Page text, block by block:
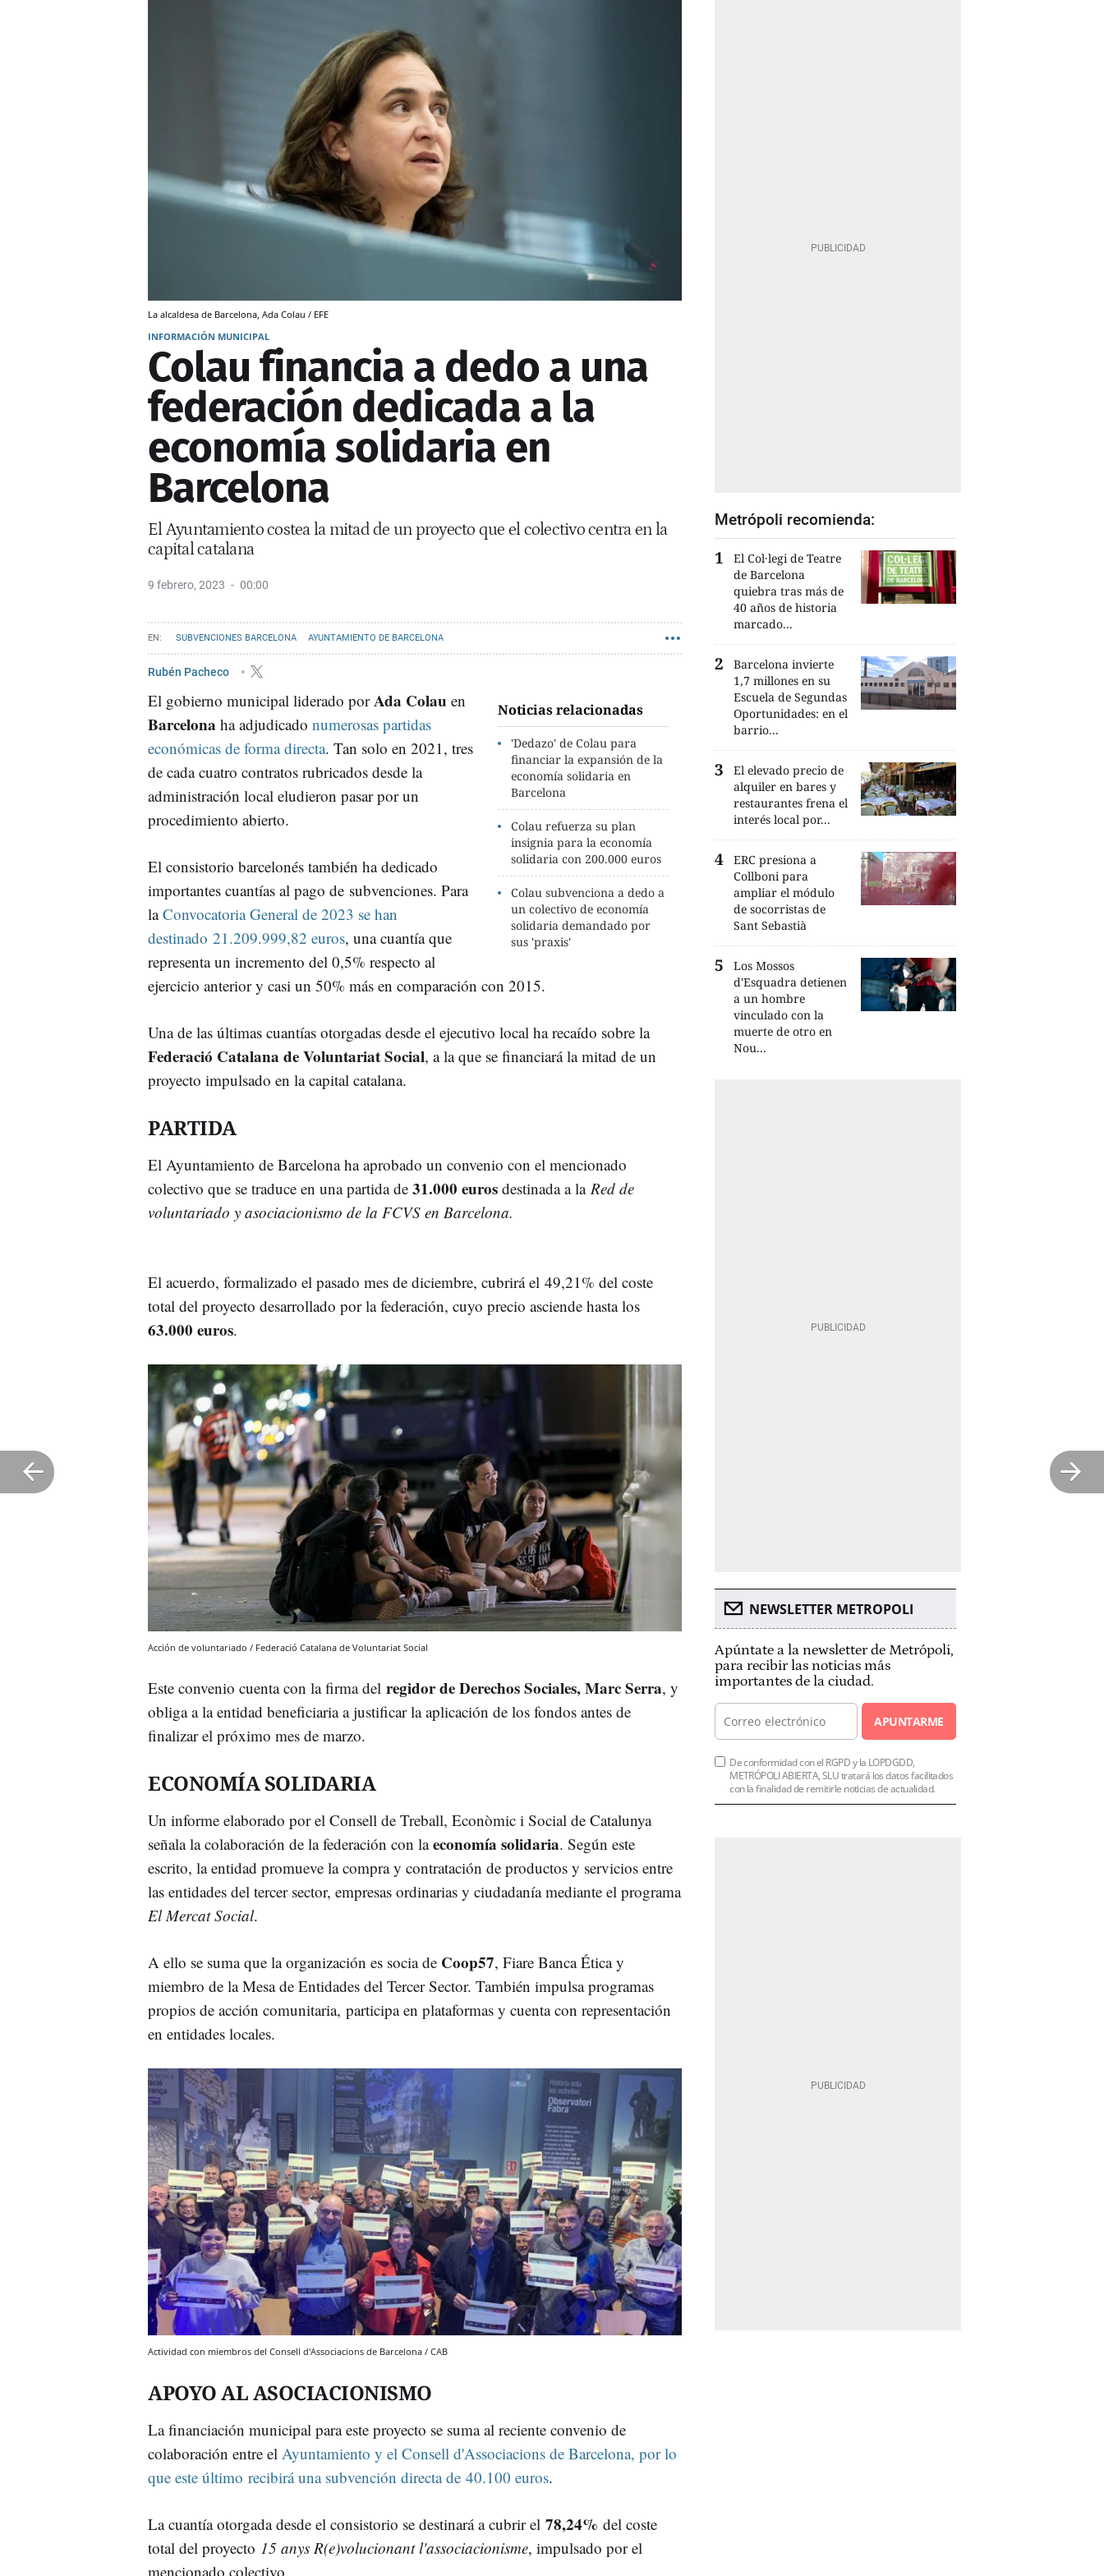
La alcaldesa de Barcelona, Ada Colau / EFE
INFORMACIÓN MUNICIPAL
Colau financia a dedo a una
federación dedicada a la
economía solidaria en
Barcelona
El Ayuntamiento costea la mitad de un proyecto que el colectivo centra en la
capital catalana
9 febrero, 2023 00:00
SUBVENCIONES BARCELONA AYUNTAMIENTO DE BARCELONA
Rubén Pacheco
Noticias relacionadas
'Dedazo' de Colau para
financiar la expansión de la
economía solidaria en
Barcelona
Colau refuerza su plan
insignia para la economía
solidaria con 200.000 euros
Colau subvenciona a dedo a
un colectivo de economía
solidaria demandado por
sus 'praxis'
El gobierno municipal liderado porAda Colau en
Barcelona ha adjudicado numerosas partidas
económicas de forma directa. Tan solo en 2021, tres
de cada cuatro contratos rubricados desde la
administración local eludieron pasar por un
procedimiento abierto.
El consistorio barcelonés también ha dedicado
importantes cuantías al pago de subvenciones. Para
laConvocatoria General de 2023 se han
destinado 21.209.999,82 euros, una cuantía que
representa un incremento del 0,5% respecto al
ejercicio anterior y casi un 50% más en comparación con 2015.
Una de las últimas cuantías otorgadas desde el ejecutivo local ha recaído sobre la
Federació Catalana de Voluntariat Social, a la que se financiará la mitad de un
proyecto impulsado en la capital catalana.
PARTIDA
El Ayuntamiento de Barcelona ha aprobado un convenio con el mencionado
colectivo que se traduce en una partida de 31.000 euros destinada a la Red de
voluntariado y asociacionismo de la FCVS en Barcelona.
El acuerdo, formalizado el pasado mes de diciembre, cubrirá el 49,21% del coste
total del proyecto desarrollado por la federación, cuyo precio asciende hasta los
63.000 euros.
Acción de voluntariado / Federació Catalana de Voluntariat Social
Este convenio cuenta con la firma del regidor de Derechos Sociales, Marc Serra, y
obliga a la entidad beneficiaria a justificar la aplicación de los fondos antes de
finalizar el próximo mes de marzo.
ECONOMÍA SOLIDARIA
Un informe elaborado por el Consell de Treball, Econòmic i Social de Catalunya
señala la colaboración de la federación con laeconomía solidaria. Según este
escrito, la entidad promueve la compra y contratación de productos y servicios entre
las entidades del tercer sector, empresas ordinarias y ciudadanía mediante el programa
El Mercat Social.
A ello se suma que la organización es socia de Coop57, Fiare Banca Ética y
miembro de la Mesa de Entidades del Tercer Sector. También impulsa programas
propios de acción comunitaria, participa en plataformas y cuenta con representación
en entidades locales.
Actividad con miembros del Consell d'Associacions de Barcelona / CAB
APOYO AL ASOCIACIONISMO
La financiación municipal para este proyecto se suma al reciente convenio de
colaboración entre el Ayuntamiento y el Consell d'Associacions de Barcelona, por lo
que este último recibirá una subvención directa de 40.100 euros.
La cuantía otorgada desde el consistorio se destinará a cubrir el 78,24% del coste
total del proyecto 15 anys R(e)volucionant l'associacionisme, impulsado por el
mencionado colectivo.
Metrópoli recomienda:
El Col·legi de Teatre
de Barcelona
quiebra tras más de
40 años de historia
marcado...
Barcelona invierte
1,7 millones en su
Escuela de Segundas
Oportunidades: en el
barrio...
El elevado precio de
alquiler en bares y
restaurantes frena el
interés local por...
ERC presiona a
Collboni para
ampliar el módulo
de socorristas de
Sant Sebastià
Los Mossos
d'Esquadra detienen
a un hombre
vinculado con la
muerte de otro en
Nou...
NEWSLETTER METROPOLI
Apúntate a la newsletter de Metrópoli,
para recibir las noticias más
importantes de la ciudad.
APUNTARME
De conformidad con el RGPD y la LOPDGDD,
METRÓPOLI ABIERTA, SLU tratará los datos facilitados
con la finalidad de remitirle noticias de actualidad.